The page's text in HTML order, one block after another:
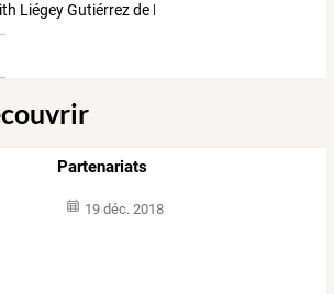
Liégey Gutiérrez de Rozas
Etudes
Partenariats
19 déc. 2018